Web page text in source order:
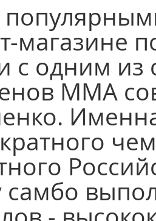
магазине
с одним из
ММА
самбо